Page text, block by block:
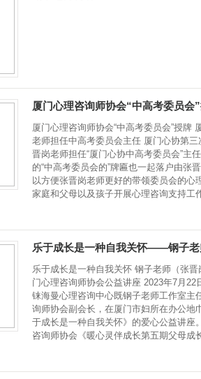
厦门心理咨询师协会“中高考委员会
厦门心理咨询师协会“中高考委员会”授牌
老师担任中高考委员会主任 厦门心协第
晋岗老师担任“厦门心协中高考委员会”主
的“中高考委员会的”牌匾也一起落户由张
以方便张晋岗老师更好的带领委员会的心
家庭和父母以及孩子开展心理咨询支持工
乐于成长是一种自我关怀——钢子老
乐于成长是一种自我关怀 钢子老师（张
门心理咨询师协会公益讲座 2023年7月
铼海曼心理咨询中心既钢子老师工作室主
询师协会副会长，在厦门市妇所在办公地
于成长是一种自我关怀》的爱心公益讲座
咨询师协会《暖心灵伴成长第五期父母成